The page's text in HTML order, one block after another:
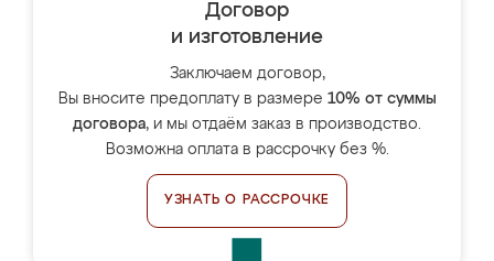
Договор
и изготовление
Заключаем договор,
Вы вносите предоплату в размере 10% от суммы
договора, и мы отдаём заказ в производство.
Возможна оплата в рассрочку без %.
УЗНАТЬ О РАССРОЧКЕ